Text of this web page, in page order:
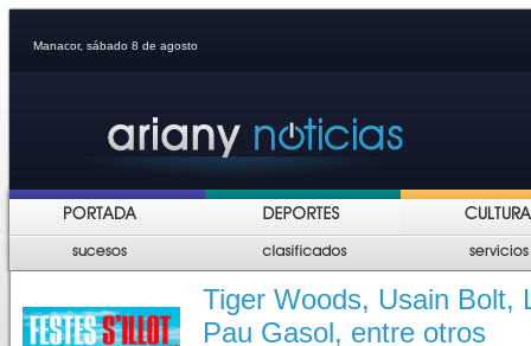
Manacor, sábado 8 de agosto
Tiger Woods, Usain Bolt,
Pau Gasol, entre otros